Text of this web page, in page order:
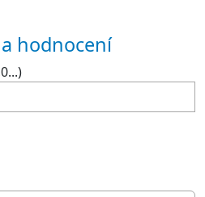
hodnocení